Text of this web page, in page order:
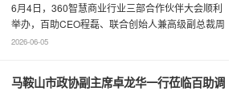
部合作伙伴大会圆满召开
6月4日，360智慧商业行业三部合作伙伴大会顺利
举办，百助CEO程磊、联合创始人兼高级副总裁周
慧受邀参会，与360集团副总裁黄剑及行业各合作
2026-06-05
马鞍山市政协副主席卓龙华一行莅临百助调